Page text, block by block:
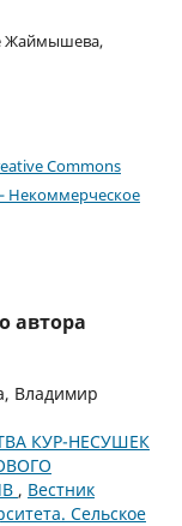
Жаймышева,
Commons
Некоммерческое
автора
Владимир
КУР-НЕСУШЕК
, Вестник
Сельское